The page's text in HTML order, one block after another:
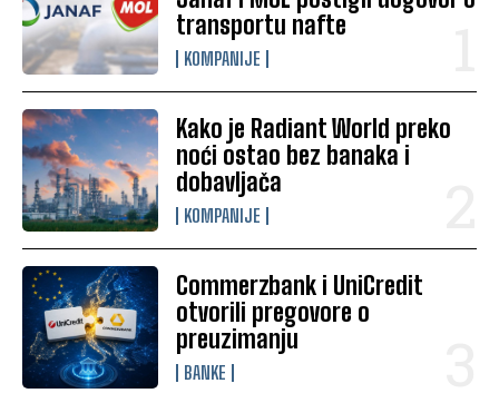
transportu nafte
KOMPANIJE
Kako je Radiant World preko
noći ostao bez banaka i
dobavljača
KOMPANIJE
Commerzbank i UniCredit
otvorili pregovore o
preuzimanju
BANKE